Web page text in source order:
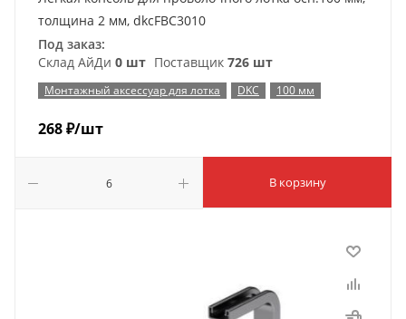
толщина 2 мм, dkcFBC3010
Под заказ:
Склад АйДи 0 шт Поставщик 726 шт
Монтажный аксессуар для лотка DKC 100 мм
268₽/шт
В корзину